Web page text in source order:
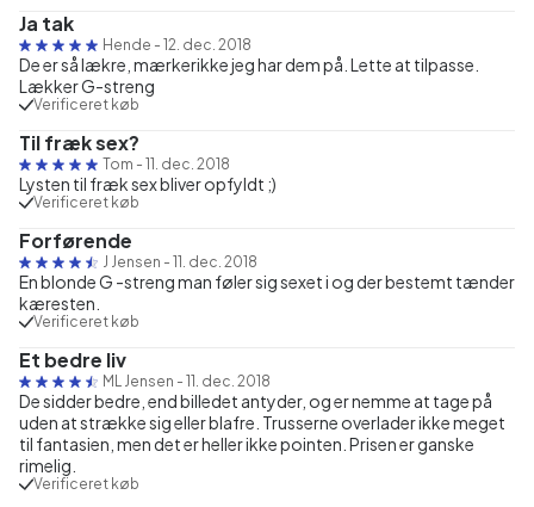
Ja tak
Hende - 12. dec. 2018
De er så lækre, mærkerikke jeg har dem på. Lette at tilpasse.
Lækker G-streng
Verificeret køb
Til fræk sex?
Tom - 11. dec. 2018
Lysten til fræk sex bliver opfyldt ;)
Verificeret køb
Forførende
J Jensen - 11. dec. 2018
En blonde G -streng man føler sig sexet i og der bestemt tænder
kæresten.
Verificeret køb
Et bedre liv
ML Jensen - 11. dec. 2018
De sidder bedre, end billedet antyder, og er nemme at tage på
uden at strække sig eller blafre. Trusserne overlader ikke meget
til fantasien, men det er heller ikke pointen. Prisen er ganske
rimelig.
Verificeret køb